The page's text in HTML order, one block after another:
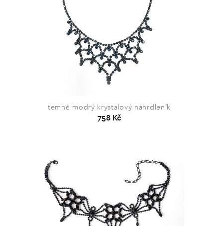
temně modrý krystalový náhrdleník
758 Kč